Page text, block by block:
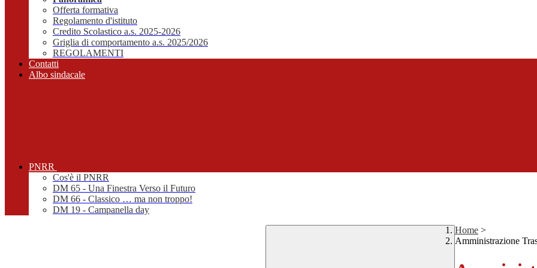
Offerta formativa
Regolamento d'istituto
Credito Scolastico a.s. 2025-2026
Griglia di comportamento a.s. 2025/2026
REGOLAMENTI
Contatti
Albo sindacale
PNRR
Cos'è il PNRR
DM 65 - Una Finestra Verso il Futuro
DM 66 - Classico … ma non troppo!
DM 19 - Campanella day
Home >
Amministrazione